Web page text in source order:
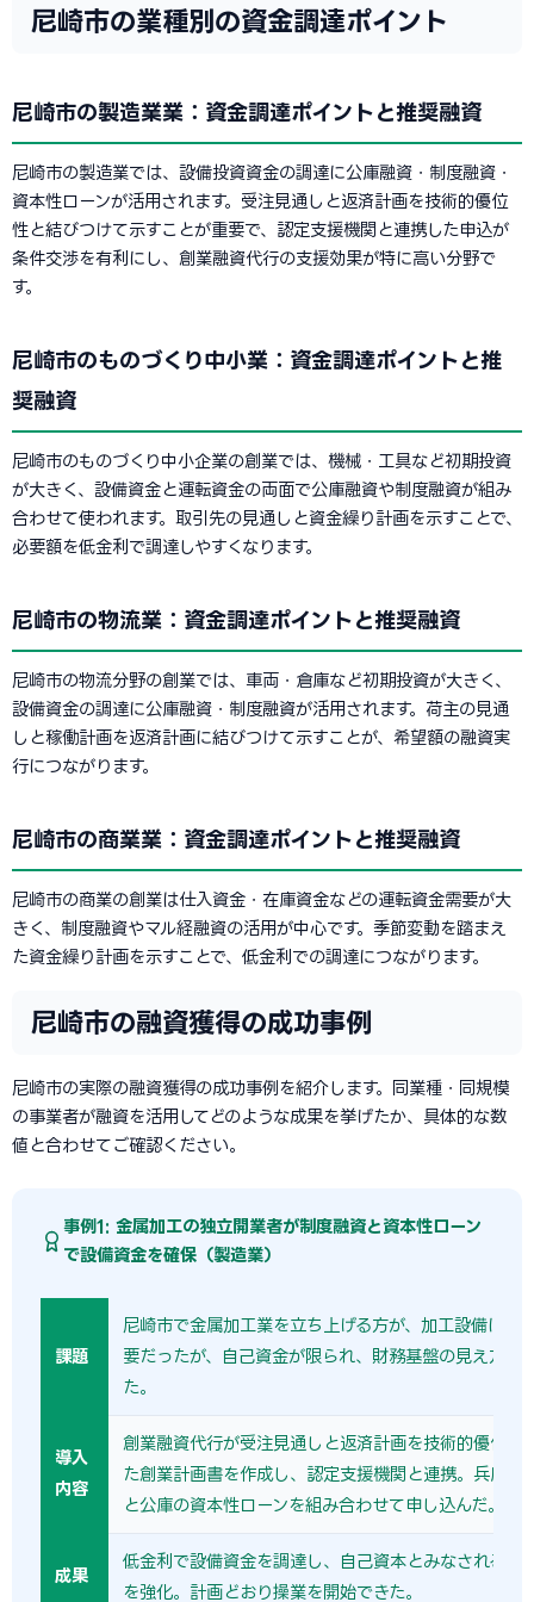
尼崎市の業種別の資金調達ポイント
尼崎市の製造業業：資金調達ポイントと推奨融資
尼崎市の製造業では、設備投資資金の調達に公庫融資・制度融資・
資本性ローンが活用されます。受注見通しと返済計画を技術的優位
性と結びつけて示すことが重要で、認定支援機関と連携した申込が
条件交渉を有利にし、創業融資代行の支援効果が特に高い分野で
す。
尼崎市のものづくり中小業：資金調達ポイントと推
奨融資
尼崎市のものづくり中小企業の創業では、機械・工具など初期投資
が大きく、設備資金と運転資金の両面で公庫融資や制度融資が組み
合わせて使われます。取引先の見通しと資金繰り計画を示すことで、
必要額を低金利で調達しやすくなります。
尼崎市の物流業：資金調達ポイントと推奨融資
尼崎市の物流分野の創業では、車両・倉庫など初期投資が大きく、
設備資金の調達に公庫融資・制度融資が活用されます。荷主の見通
しと稼働計画を返済計画に結びつけて示すことが、希望額の融資実
行につながります。
尼崎市の商業業：資金調達ポイントと推奨融資
尼崎市の商業の創業は仕入資金・在庫資金などの運転資金需要が大
きく、制度融資やマル経融資の活用が中心です。季節変動を踏まえ
た資金繰り計画を示すことで、低金利での調達につながります。
尼崎市の融資獲得の成功事例
尼崎市の実際の融資獲得の成功事例を紹介します。同業種・同規模
の事業者が融資を活用してどのような成果を挙げたか、具体的な数
値と合わせてご確認ください。
事例1: 金属加工の独立開業者が制度融資と資本性ローン
で設備資金を確保（製造業）
課題
尼崎市で金属加工業を立ち上げる方が、加工設備に
要だったが、自己資金が限られ、財務基盤の見え方に
た。
導入
内容
創業融資代行が受注見通しと返済計画を技術的優位性
た創業計画書を作成し、認定支援機関と連携。兵庫県
と公庫の資本性ローンを組み合わせて申し込んだ。
成果
低金利で設備資金を調達し、自己資本とみなされる資
を強化。計画どおり操業を開始できた。